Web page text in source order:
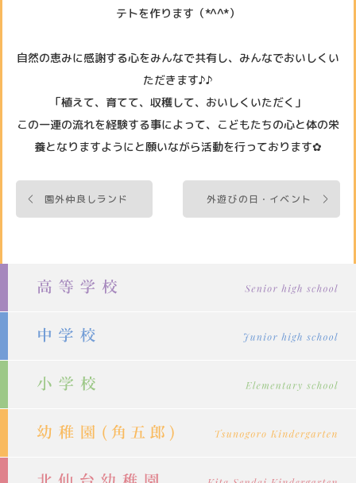
テトを作ります（*^^*）
自然の恵みに感謝する心をみんなで共有し、みんなでおいしくい
ただきます♪♪
「植えて、育てて、収穫して、おいしくいただく」
この一連の流れを経験する事によって、こどもたちの心と体の栄
養となりますようにと願いながら活動を行っております✿
投
稿
園外仲良しランド 外遊びの日・イベント